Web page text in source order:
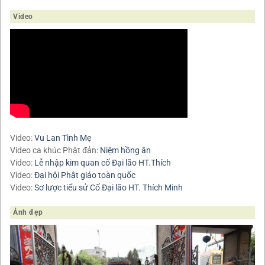
Video
Video:Vu Lan Tình Mẹ
Video ca khúc Phật đản: Niệm hồng ân
Video: Lễ nhập kim quan cố Đại lão HT.Thích
Video:Đại hội Phật giáo toàn quốc
Video:Sơ lược tiểu sử Cố Đại lão HT. Thích Minh
Ảnh đẹp